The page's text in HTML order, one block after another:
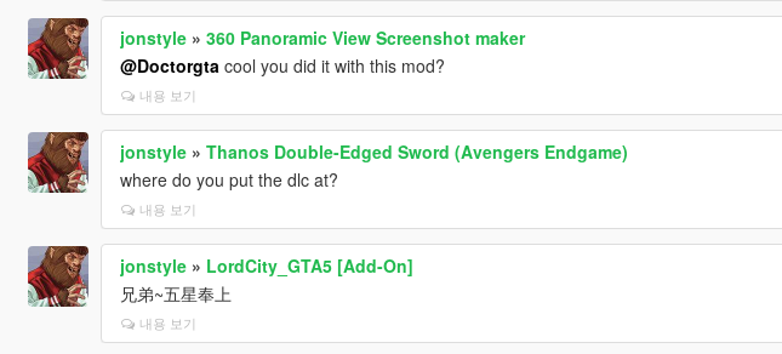
jonstyle» 360 Panoramic View Screenshot maker
@Doctorgtacool you did it with this mod?
내용 보기
jonstyle» Thanos Double-Edged Sword (Avengers Endgame)
where do you put the dlc at?
내용 보기
jonstyle» LordCity_GTA5 [Add-On]
兄弟~五星奉上
내용 보기